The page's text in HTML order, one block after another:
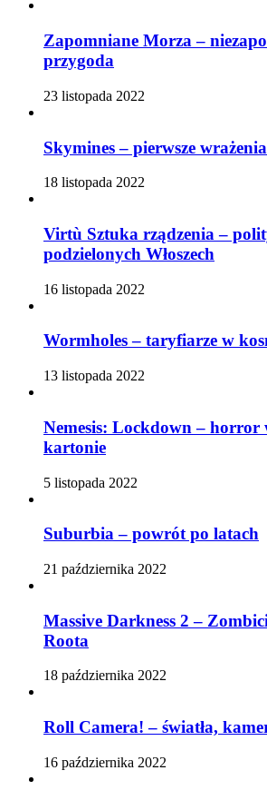
Zapomniane Morza –
przygoda
23 listopada 2022
Skymines – pierwsze
18 listopada 2022
Virtù Sztuka rządzenia –
podzielonych Włoszech
16 listopada 2022
Wormholes – taryfiarze w
13 listopada 2022
Nemesis: Lockdown – horror
kartonie
5 listopada 2022
Suburbia – powrót po latach
21 października 2022
Massive Darkness 2 –
Roota
18 października 2022
Roll Camera! – światła,
16 października 2022